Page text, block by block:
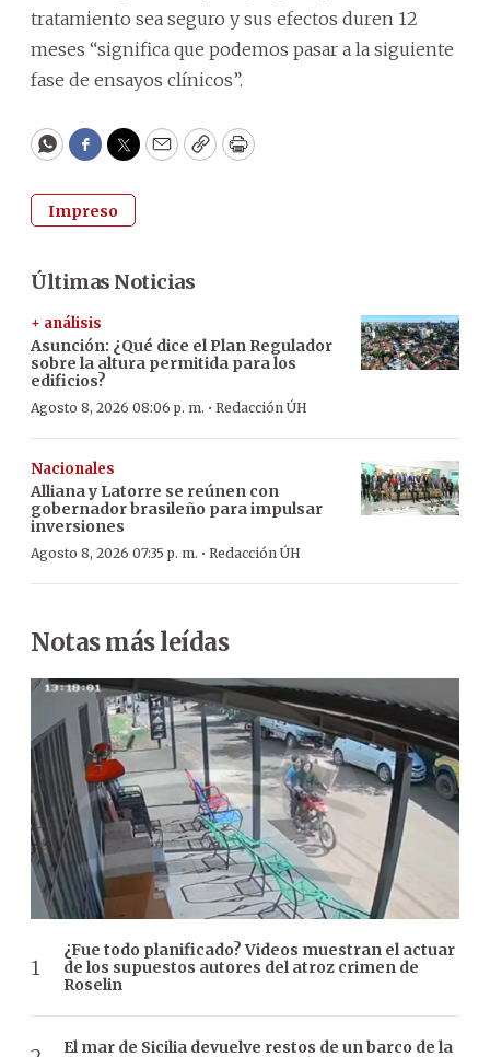
tratamiento sea seguro y sus efectos duren 12
meses “significa que podemos pasar a la siguiente
fase de ensayos clínicos”.
WhatsApp
Facebook
Twitter
EmailCopyPrint
Impreso
Últimas Noticias
+ análisis
Asunción: ¿Qué dice el Plan Regulador
sobre la altura permitida para los
edificios?
Agosto 8, 2026 08:06 p. m. · Redacción ÚH
Nacionales
Alliana y Latorre se reúnen con
gobernador brasileño para impulsar
inversiones
Agosto 8, 2026 07:35 p. m. · Redacción ÚH
Notas más leídas
¿Fue todo planificado? Videos muestran el actuar
de los supuestos autores del atroz crimen de
Roselin
El mar de Sicilia devuelve restos de un barco de la